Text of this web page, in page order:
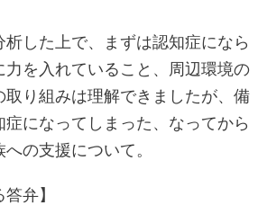
した上で、まずは認知症になら
力を入れていること、周辺環境の
取り組みは理解できましたが、備
症になってしまった、なってから
の支援について。
弁】